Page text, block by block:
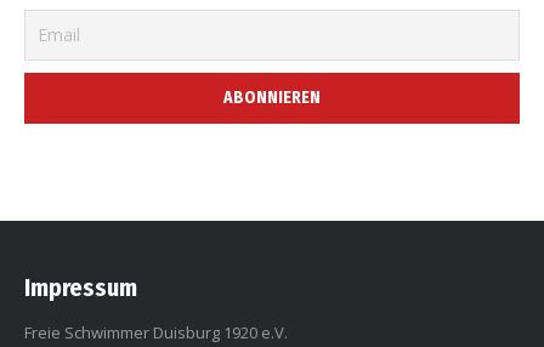
Impressum
Freie Schwimmer Duisburg 1920 e.V.